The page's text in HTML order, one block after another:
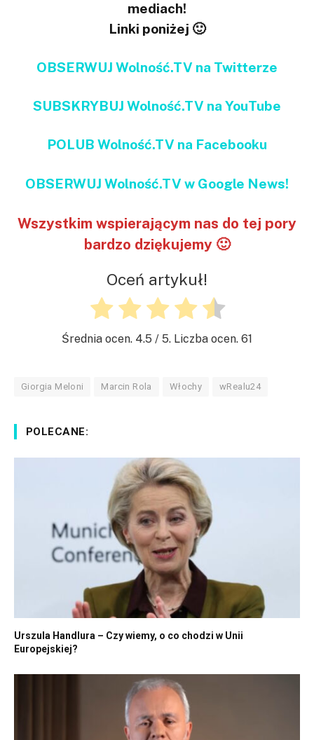
mediach!
Linki poniżej 🙂
OBSERWUJ Wolność.TV na Twitterze
SUBSKRYBUJ Wolność.TV na YouTube
POLUB Wolność.TV na Facebooku
OBSERWUJ Wolność.TV w Google News!
Wszystkim wspierającym nas do tej pory
bardzo dziękujemy 🙂
Oceń artykuł!
Średnia ocen. 4.5 / 5. Liczba ocen. 61
Giorgia Meloni Marcin Rola Włochy wRealu24
POLECANE:
Urszula Handlura – Czy wiemy, o co chodzi w Unii
Europejskiej?